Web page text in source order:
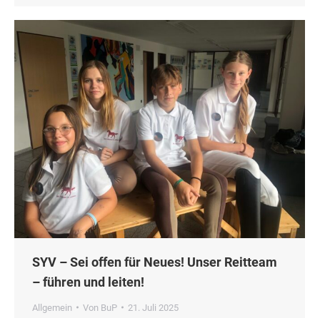
SYV – Sei offen für Neues! Unser Reitteam
– führen und leiten!
Allgemein Von BuP 21. Juli 2025